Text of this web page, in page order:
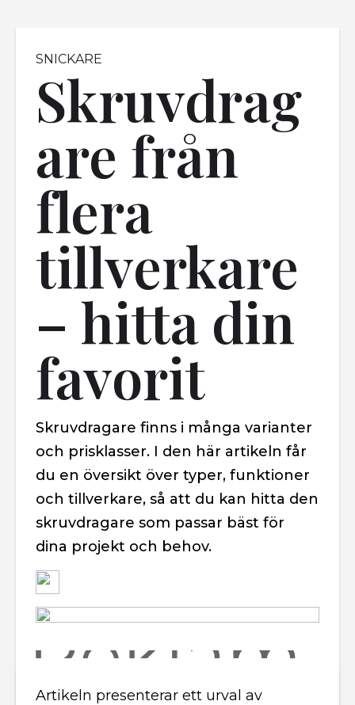
Skruvdrag
are från
flera
tillverkare
– hitta din
favorit
SNICKARE
Skruvdragare finns i många varianter
och prisklasser. I den här artikeln får
du en översikt över typer, funktioner
och tillverkare, så att du kan hitta den
skruvdragare som passar bäst för
dina projekt och behov.
Artikeln presenterar ett urval av